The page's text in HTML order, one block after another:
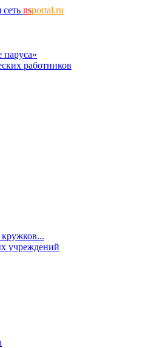
сеть nsportal.ru
работников
учреждений